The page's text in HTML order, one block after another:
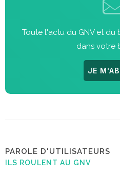
Toute l'actu du GNV et du
dans votre
JE
PAROLE D'UTILISATEURS
ILS ROULENT AU GNV